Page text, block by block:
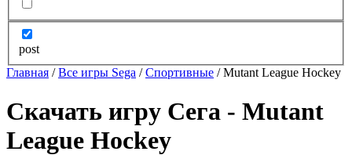
post
Главная /Все игры Sega /Спортивные /Mutant League Hockey
Скачать игру Сега - Mutant
League Hockey